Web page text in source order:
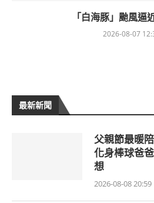
「白海豚」颱風
2026-08-07
最新新聞
父親節最暖
化身棒球爸
想
2026-08-08 20:59